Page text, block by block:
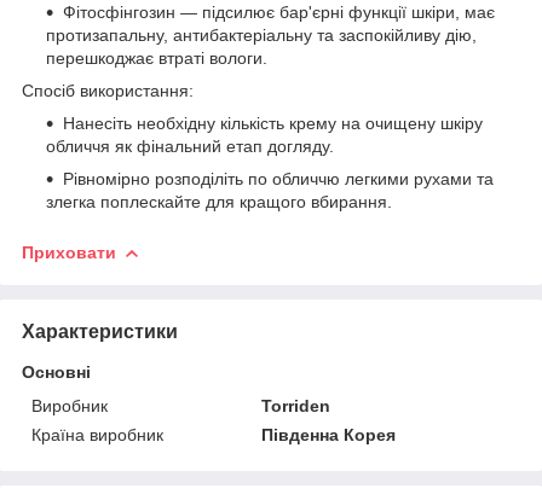
Фітосфінгозин — підсилює бар'єрні функції шкіри, має
протизапальну, антибактеріальну та заспокійливу дію,
перешкоджає втраті вологи.
Спосіб використання:
Нанесіть необхідну кількість крему на очищену шкіру
обличчя як фінальний етап догляду.
Рівномірно розподіліть по обличчю легкими рухами та
злегка поплескайте для кращого вбирання.
Приховати
Характеристики
Основні
Виробник
Torriden
Країна виробник
Південна Корея